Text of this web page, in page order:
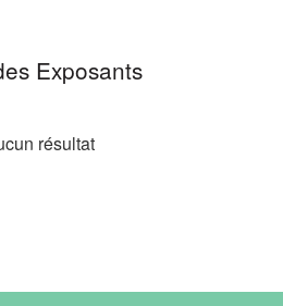
Exposants
résultat